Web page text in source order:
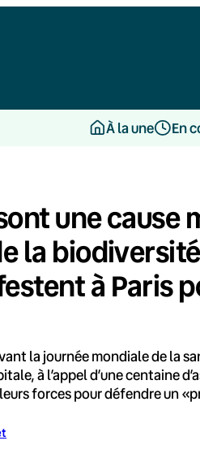
À la une En
une cause
la
à Paris
la journée mondiale de la
à l’appel d’une centaine
forces pour défendre un